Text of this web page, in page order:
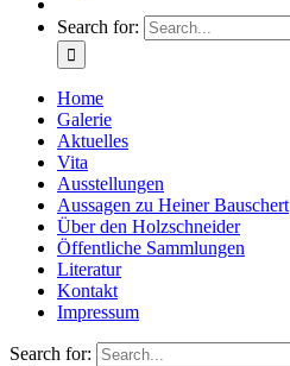
Search for:
Home
Galerie
Aktuelles
Vita
Ausstellungen
Aussagen zu Heiner Bauschert
Über den Holzschneider
Öffentliche Sammlungen
Literatur
Kontakt
Impressum
Search for: